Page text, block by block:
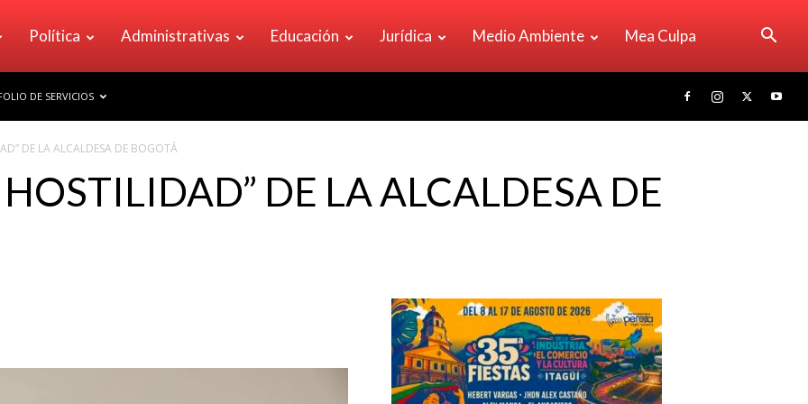
Política Administrativas Educación Jurídica Medio Ambiente Mea Culpa
DE SERVICIOS
DE LA ALCALDESA DE BOGOTÁ
DE LA ALCALDESA DE